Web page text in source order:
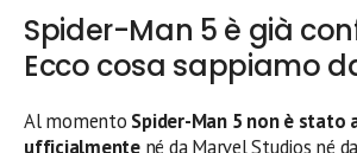
Spider-Man 5 è già
Ecco cosa sappiamo
Al momento Spider-Man 5 non è stato
ufficialmentené da Marvel Studios né